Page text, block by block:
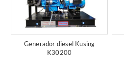
Generador diesel Kusing
K30200